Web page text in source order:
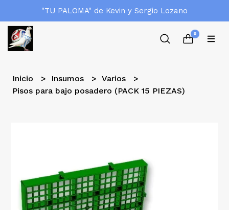
"TU PALOMA" de Kevin y Sergio Lozano
0
Inicio Insumos
Varios
Pisos para bajo posadero (PACK 15 PIEZAS)